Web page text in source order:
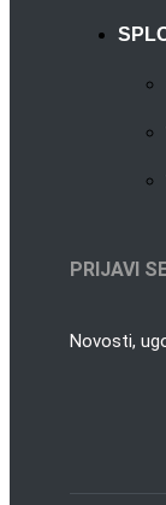
PRIJAVI
Novosti,